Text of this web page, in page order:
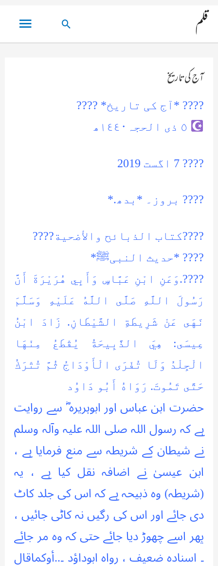
قلم
مین
مینو
تلاش
کریں۔
آج کی تاریخ
???? *آج کی تاریخ* ????
???? 7 اگست 2019
???? بروز۔ *بدھ.*
????کتاب الذبائح والأضحیة????
???? *حدیث النبیﷺ*
????.وَعَنِ ابْنِ عَبَّاسٍ وَأَبِي هُرَيْرَةَ أَنَّ
رَسُولَ اللَّهِ صَلَّى اللَّهُ عَلَيْهِ وَسَلَّمَ
نَهَى عَنْ شَرِيطَةِ الشَّيْطَانِ. زَادَ ابْنُ
عِيسَى: هِيَ الذَّبِيحَةُ يُقْطَعُ مِنْهَا
الْجِلْدُ وَلَا تُفْرَى الْأَوْدَاجُ ثُمَّ تُتْرَكُ
حَتَّى تَمُوتَ. رَوَاهُ أَبُو دَاوُد
حضرت ابن عباس اور ابوہریرہ ؓ سے روایت
ہے کہ رسول اللہ صلی ‌اللہ ‌علیہ ‌وآلہ ‌وسلم
نے شیطان کے شریطہ سے منع فرمایا ہے ،
ابن عیسیٰ نے اضافہ نقل کیا ہے ، یہ
(شریطہ) وہ ذبیحہ ہے کہ اس کی جلد کاٹ
دی جائے اور اس کی رگیں نہ کاٹی جائیں ،
پھر اسے چھوڑ دیا جائے حتی کہ وہ مر جائے
۔ اسنادہ ضعیف ، رواہ ابوداؤد ۔..أوکماقال